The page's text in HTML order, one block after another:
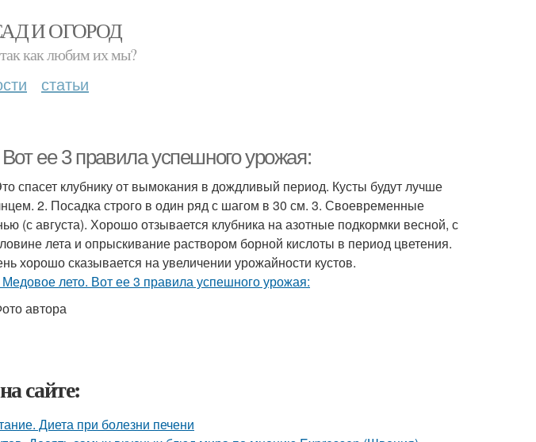
И ОГОРОД
как любим их мы?
статьи
ее 3 правила успешного урожая:
спасет клубнику от вымокания в дождливый период. Кусты будут лучше
2. Посадка строго в один ряд с шагом в 30 см. 3. Своевременные
(с августа). Хорошо отзывается клубника на азотные подкормки весной, с
лета и опрыскивание раствором борной кислоты в период цветения.
хорошо сказывается на увеличении урожайности кустов.
автора
сайте:
Диета при болезни печени